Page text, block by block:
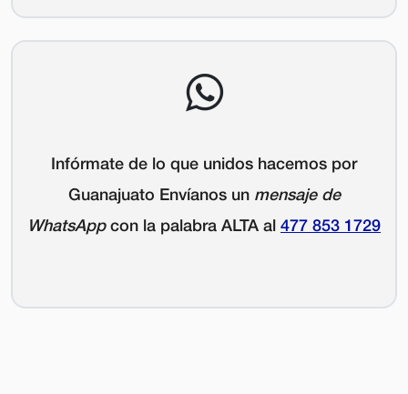
Infórmate de lo que unidos hacemos por
Guanajuato Envíanos un mensaje de
WhatsAppcon la palabra ALTA al 477 853 1729